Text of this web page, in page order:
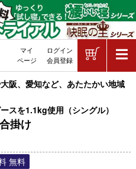
掛け
阪、愛知など、あたたかい地域
スを1.1kg使用（シングル）
・羽毛布団・マ
マイ
ページ
ログイン
会員登録
無料